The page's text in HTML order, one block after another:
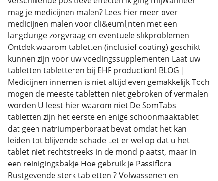
mag je medicijnen malen? Lees hier meer over
medicijnen malen voor cli&euml;nten met een
langdurige zorgvraag en eventuele slikproblemen
Ontdek waarom tabletten (inclusief coating) geschikt
kunnen zijn voor uw voedingssupplementen Laat uw
tabletten tabletteren bij EHF production! BLOG |
Medicijnen innemen is niet altijd even gemakkelijk Toch
mogen de meeste tabletten niet gebroken of vermalen
worden U leest hier waarom niet De SomTabs
tabletten zijn het eerste en enige schoonmaaktablet
dat geen natriumperboraat bevat omdat het kan
leiden tot blijvende schade Let er wel op dat u het
tablet niet rechtstreeks in de mond plaatst, maar in
een reinigingsbakje Hoe gebruik je Passiflora
Rustgevende sterk tabletten ? Volwassenen en